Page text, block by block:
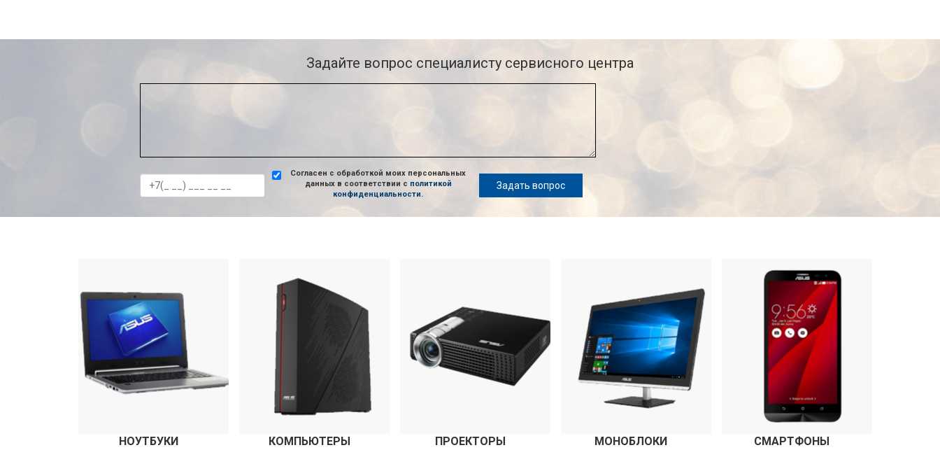
Задайте вопрос специалисту сервисного центра
Согласен с обработкой моих персональных
данных в соответствии с политикой
конфиденциальности.
Задать вопрос
НОУТБУКИ КОМПЬЮТЕРЫ ПРОЕКТОРЫ МОНОБЛОКИ СМАРТФОНЫ